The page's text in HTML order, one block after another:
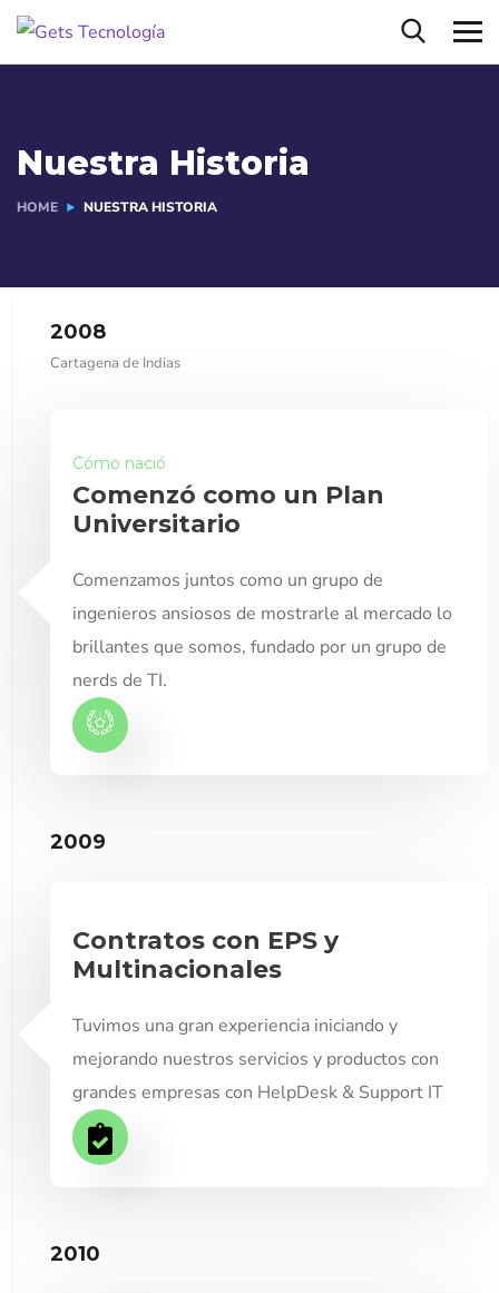
Nuestra Historia
HOME NUESTRA HISTORIA
Cómo nació
Comenzó como un Plan
Universitario
Comenzamos juntos como un grupo de
ingenieros ansiosos de mostrarle al mercado lo
brillantes que somos, fundado por un grupo de
nerds de TI.
2008
Cartagena de Indias
Contratos con EPS y
Multinacionales
Tuvimos una gran experiencia iniciando y
mejorando nuestros servicios y productos con
grandes empresas con HelpDesk & Support IT
2009
2010